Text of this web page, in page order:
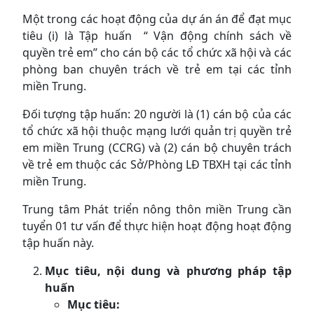
Một trong các hoạt động của dự án án để đạt mục
tiêu (i) là Tập huấn “ Vận động chính sách về
quyền trẻ em” cho cán bộ các tổ chức xã hội và các
phòng ban chuyên trách về trẻ em tại các tỉnh
miền Trung.
Đối tượng tập huấn: 20 người là (1) cán bộ của các
tổ chức xã hội thuộc mạng lưới quản trị quyền trẻ
em miền Trung (CCRG) và (2) cán bộ chuyên trách
về trẻ em thuộc các Sở/Phòng LĐ TBXH tại các tỉnh
miền Trung.
Trung tâm Phát triển nông thôn miền Trung cần
tuyển 01 tư vấn để thực hiện hoạt động hoạt động
tập huấn này.
Mục tiêu, nội dung và phương pháp tập
huấn
Mục tiêu: